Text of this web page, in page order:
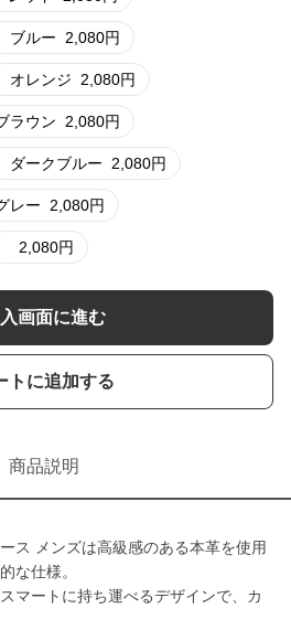
ブルー 2,080円
オレンジ 2,080円
ラウン 2,080円
ダークブルー 2,080円
レー 2,080円
2,080円
画面に進む
トに追加する
商品説明
ス メンズは高級感のある本革を使用
な仕様。
マートに持ち運べるデザインで、カ